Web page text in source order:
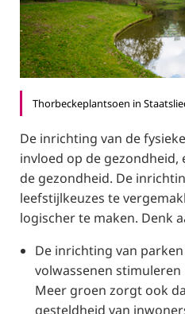
Thorbeckeplantsoen in
De inrichting van de
invloed op de gezondheid,
de gezondheid. De
leefstijlkeuzes te
logischer te maken. Denk
De inrichting van
volwassenen
Meer groen zorgt ook
gesteldheid van